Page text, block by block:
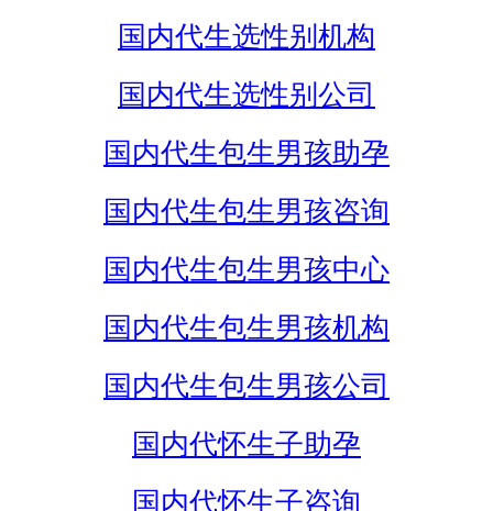
国内代生选性别机构
国内代生选性别公司
国内代生包生男孩助孕
国内代生包生男孩咨询
国内代生包生男孩中心
国内代生包生男孩机构
国内代生包生男孩公司
国内代怀生子助孕
国内代怀生子咨询